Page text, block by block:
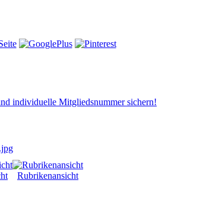
individuelle Mitgliedsnummer sichern!
Rubrikenansicht